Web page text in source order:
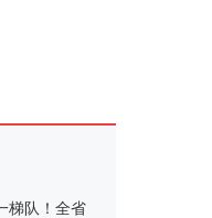
梯队！全省